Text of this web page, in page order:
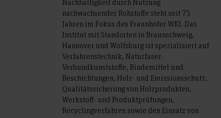
Nachhaltigkeit durch Nutzung
nachwachsender Rohstoffe steht seit 75
Jahren im Fokus des Fraunhofer WKI. Das
Institut mit Standorten in Braunschweig,
Hannover und Wolfsburg ist spezialisiert auf
Verfahrenstechnik, Naturfaser-
Verbundkunststoffe, Bindemittel und
Beschichtungen, Holz- und Emissionsschutz,
Qualitätssicherung von Holzprodukten,
Werkstoff- und Produktprüfungen,
Recyclingverfahren sowie den Einsatz von